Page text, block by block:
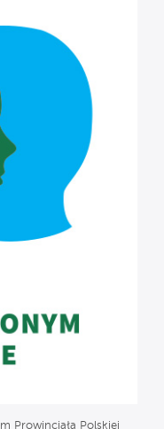
Prowincjała Polskiej